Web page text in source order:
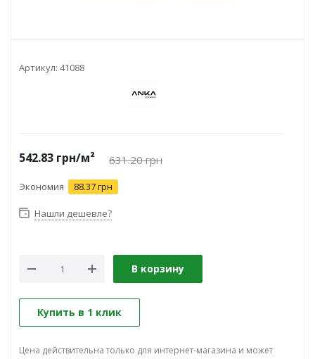
Артикул: 41088
542.83 грн/м² 631.20грн
Экономия 88.37 грн
Нашли дешевле?
В корзину
Купить в 1 клик
Цена действительна только для интернет-магазина и может